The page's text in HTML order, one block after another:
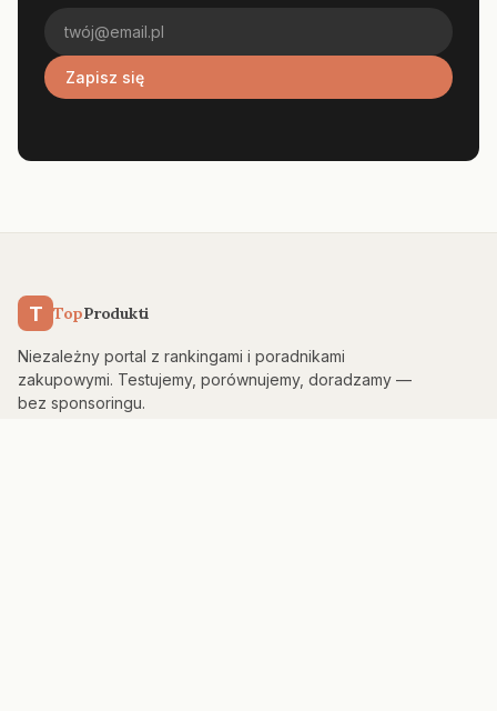
Zapisz się
T TopProdukti
Niezależny portal z rankingami i poradnikami
zakupowymi. Testujemy, porównujemy, doradzamy —
bez sponsoringu.